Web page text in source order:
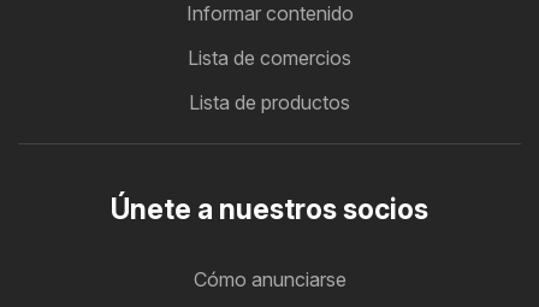
Informar contenido
Lista de comercios
Lista de productos
Únete a nuestros socios
Cómo anunciarse